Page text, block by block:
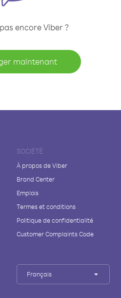
encore Viber ?
maintenant
SOCIÉTÉ
À propos de Viber
Brand Center
Emplois
Termes et conditions
Politique de confidentialité
Customer Complaints Code
Français